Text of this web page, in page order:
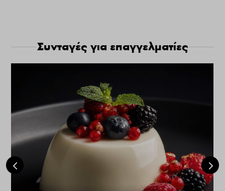
Συνταγές για επαγγελματίες